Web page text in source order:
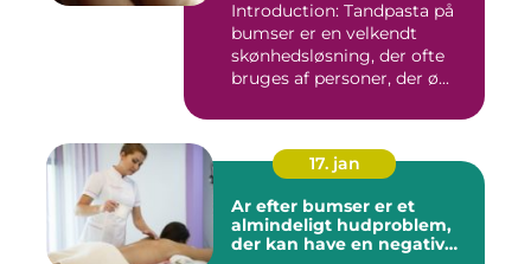
Introduction: Tandpasta på
bumser er en velkendt
skønhedsløsning, der ofte
bruges af personer, der ø...
17. jan
Ar efter bumser er et
almindeligt hudproblem,
der kan have en negativ